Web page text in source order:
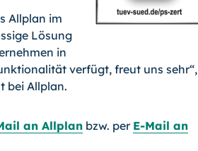
Allplan im
Lösung
in
verfügt, freut uns sehr“,
bei Allplan.
an Allplan bzw. per E-Mail an